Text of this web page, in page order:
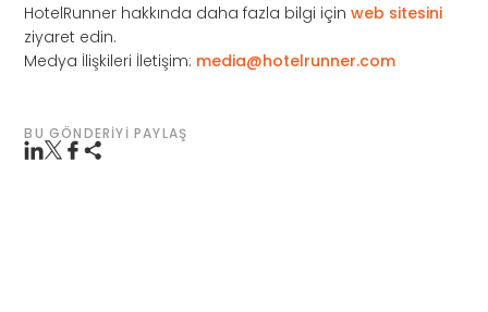
HotelRunner hakkında daha fazla bilgi içinweb sitesini
ziyaret edin.
Medya İlişkileri İletişim: media@hotelrunner.com
BU GÖNDERIYI PAYLAŞ